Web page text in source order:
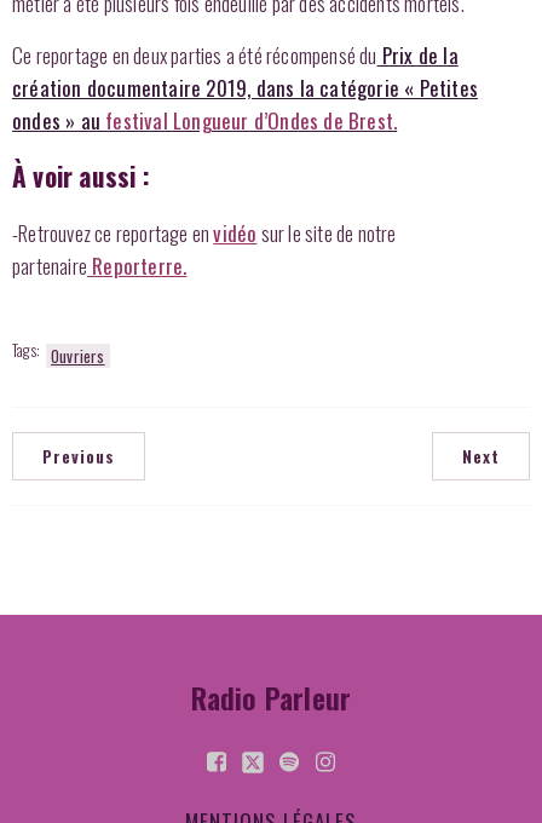
Ce reportage en deux parties a été récompensé du Prix de la
création documentaire 2019, dans la catégorie « Petites
ondes » au festival Longueur d’Ondes de Brest.
À voir aussi :
-Retrouvez ce reportage envidéo sur le site de notre
partenaire Reporterre.
Tags: Ouvriers
Previous Next
Radio Parleur